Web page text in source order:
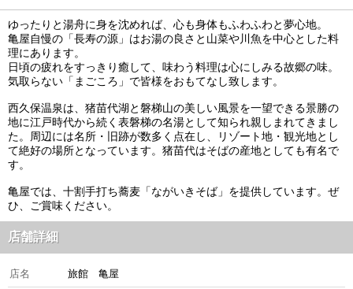
ゆったりと湯舟に身を沈めれば、心も身体もふわふわと夢心地。
亀屋自慢の「長寿の源」はお湯の良さと山菜や川魚を中心とした料
理にあります。
日頃の疲れをすっきり癒して、味わう料理は心にしみる故郷の味。
気取らない「まごころ」で皆様をおもてなし致します。
西久保温泉は、猪苗代湖と磐梯山の美しい風景を一望できる景勝の
地に江戸時代から続く表磐梯の名湯として知られ親しまれてきまし
た。周辺には名所・旧跡が数多く点在し、リゾート地・観光地とし
て絶好の場所となっています。猪苗代はそばの産地としても有名で
す。
亀屋では、十割手打ち蕎麦「ながいきそば」を提供しています。ぜ
ひ、ご賞味ください。
店舗詳細
店名 旅館 亀屋